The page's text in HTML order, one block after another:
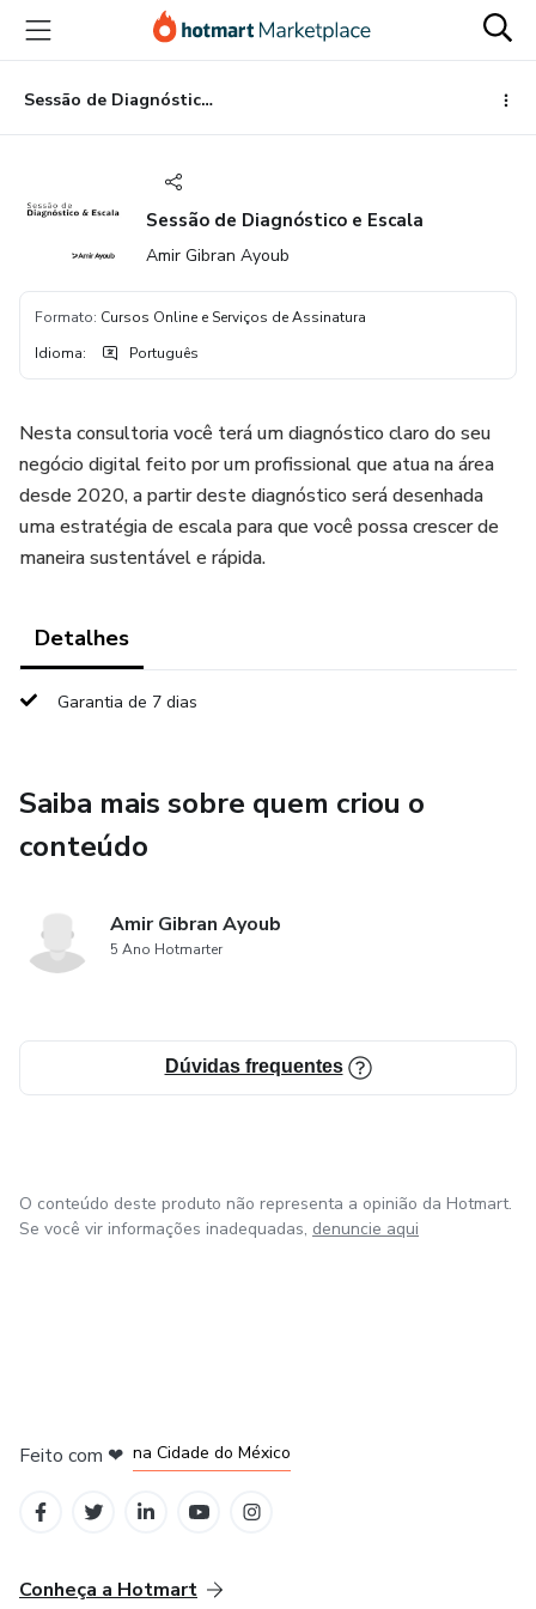
para
conteúdo
principal
para
pagamento
para
rodapé
Sessão de Diagnóstico e Escala
Sessão de Diagnóstico e Escala
Amir Gibran Ayoub
Formato: Cursos Online e Serviços de Assinatura
Idioma: Português
Nesta consultoria você terá um diagnóstico claro do seu
negócio digital feito por um profissional que atua na área
desde 2020, a partir deste diagnóstico será desenhada
uma estratégia de escala para que você possa crescer de
maneira sustentável e rápida.
Detalhes
Garantia de 7 dias
Saiba mais sobre quem criou o
conteúdo
Amir Gibran Ayoub
5 Ano Hotmarter
Dúvidas frequentes
O conteúdo deste produto não representa a opinião da Hotmart.
Se você vir informações inadequadas, denuncie aqui
Feito com ❤ na Cidade do México
Conheça a Hotmart